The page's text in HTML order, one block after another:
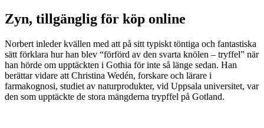
Zyn, tillgänglig för köp online
Norbert inleder kvällen med att på sitt typiskt töntiga och fantastiska
sätt förklara hur han blev “förförd av den svarta knölen – tryffel” när
han hörde om upptäckten i Gothia för inte så länge sedan. Han
berättar vidare att Christina Wedén, forskare och lärare i
farmakognosi, studiet av naturprodukter, vid Uppsala universitet, var
den som upptäckte de stora mängderna trypffel på Gotland.